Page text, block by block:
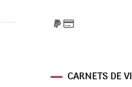
CARNETS DE